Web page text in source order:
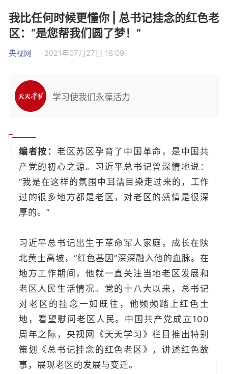
我比任何时候更懂你 | 总书记挂念的红色老
区：“是您帮我们圆了梦！”
央视网 2021年07月27日 18:09
学习使我们永葆活力
编者按： 老区苏区孕育了中国革命，是中国共
产党的初心之源。习近平总书记曾深情地说：
“我是在这样的氛围中耳濡目染走过来的，工作
过的很多地方都是老区，对老区的感情是很深
厚的。”
习近平总书记出生于革命军人家庭，成长在陕
北黄土高坡，“红色基因”深深融入他的血脉。在
地方工作期间，他就一直关注当地老区发展和
老区人民生活情况。党的十八大以来，总书记
对老区的挂念一如既往，他频频踏上红色土
地，看望慰问老区人民。中国共产党成立100
周年之际，央视网《天天学习》栏目推出特别
策划《总书记挂念的红色老区》，讲述红色故
事，展现老区的发展与变迁。